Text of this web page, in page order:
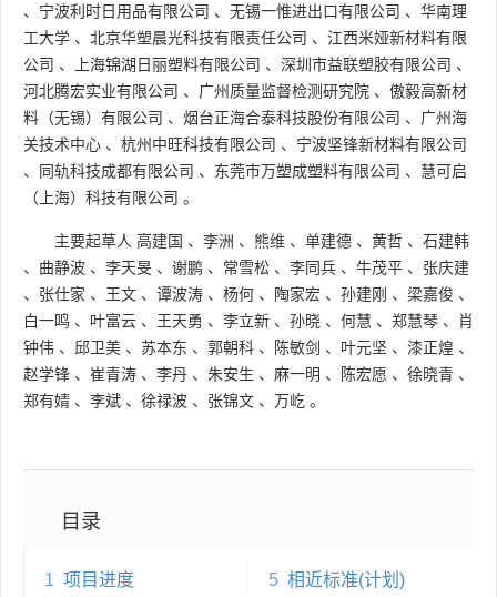
、 宁波利时日用品有限公司 、 无锡一惟进出口有限公司 、 华南理
工大学 、 北京华塑晨光科技有限责任公司 、 江西米娅新材料有限
公司 、 上海锦湖日丽塑料有限公司 、 深圳市益联塑胶有限公司 、
河北腾宏实业有限公司 、 广州质量监督检测研究院 、 傲毅高新材
料（无锡）有限公司 、 烟台正海合泰科技股份有限公司 、 广州海
关技术中心 、 杭州中旺科技有限公司 、 宁波坚锋新材料有限公司
、
同轨科技成都有限公司 、 东莞市万塑成塑料有限公司 、 慧可启
（上海）科技有限公司 。
主要起草人 高建国 、 李洲 、 熊维 、 单建德 、 黄哲 、 石建韩
、 曲静波 、 李天旻 、 谢鹏 、 常雪松 、 李同兵 、 牛茂平 、 张庆建
、 张仕家 、 王文 、 谭波涛 、 杨何 、 陶家宏 、 孙建刚 、 梁嘉俊 、
白一鸣 、 叶富云 、 王天勇 、 李立新 、 孙晓 、 何慧 、 郑慧琴 、
肖
钟伟 、 邱卫美 、 苏本东 、 郭朝科 、 陈敏剑 、 叶元坚 、 漆正煌 、
赵学锋 、 崔青涛 、 李丹 、 朱安生 、 麻一明 、 陈宏愿 、 徐晓青 、
郑有婧 、 李斌 、 徐禄波 、 张锦文 、 万屹 。
目录
1 项目进度
5 相近标准(计划)